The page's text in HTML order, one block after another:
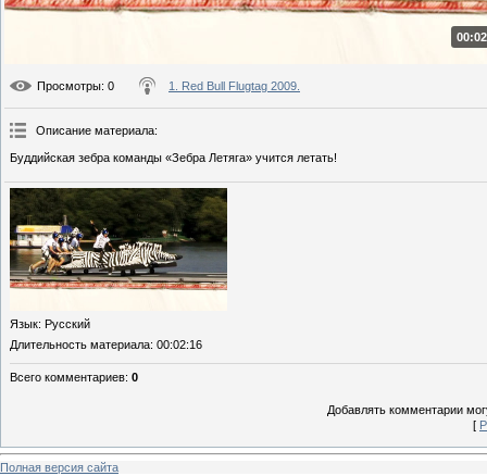
Просмотры: 0 1. Red Bull Flugtag 2009.
Описание материала:
Буддийская зебра команды «Зебра Летяга» учится летать!
Язык: Русский
Длительность материала: 00:02:16
Всего комментариев: 0
Добавлять комментарии
[
Полная версия сайта